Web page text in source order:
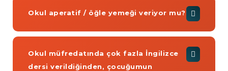
Okul aperatif / öğle yemeği veriyor mu?
Okul müfredatında çok fazla İngilizce
dersi verildiğinden, çocuğumun